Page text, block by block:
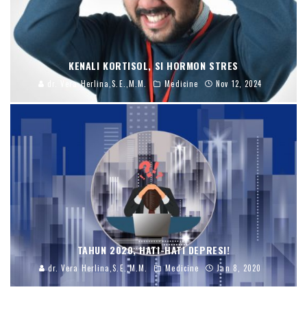
KENALI KORTISOL, SI HORMON STRES
dr. Vera Herlina,S.E.,M.M. Medicine Nov 12, 2024
TAHUN 2020, HATI-HATI DEPRESI!
dr. Vera Herlina,S.E.,M.M. Medicine Jan 8, 2020